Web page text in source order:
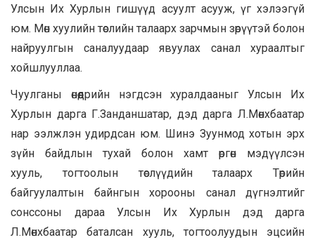
Улсын Их Хурлын гишүүд асуулт асууж, үг хэлээгүй
юм. Мөн хуулийн төслийн талаарх зарчмын зөрүүтэй болон
найруулгын саналуудаар явуулах санал хураалтыг
хойшлууллаа.
Чуулганы өнөөдрийн нэгдсэн хуралдааныг Улсын Их
Хурлын дарга Г.Занданшатар, дэд дарга Л.Мөнхбаатар
нар ээлжлэн удирдсан юм. Шинэ Зуунмод хотын эрх
зүйн байдлын тухай болон хамт өргөн мэдүүлсэн
хууль, тогтоолын төслүүдийн талаарх Төрийн
байгуулалтын байнгын хорооны санал дүгнэлтийг
сонссоны дараа Улсын Их Хурлын дэд дарга
Л.Мөнхбаатар баталсан хууль, тогтоолуудын эцсийн